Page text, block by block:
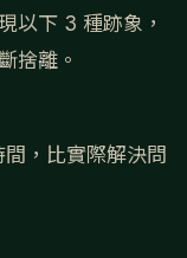
以下 3 種跡象，
捨離。
，比實際解決問